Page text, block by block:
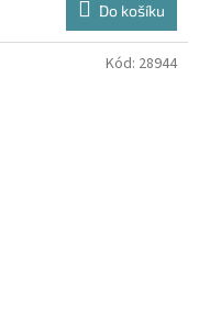
Do košíku
Kód: 28944